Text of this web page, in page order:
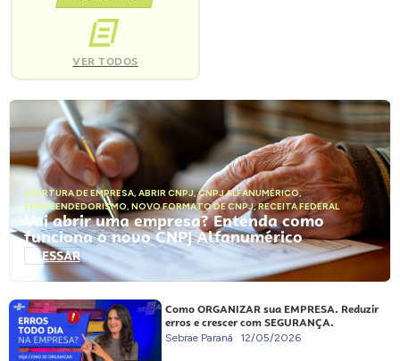
VER TODOS
ABERTURA DE EMPRESA, ABRIR CNPJ,CNPJ ALFANUMÉRICO,
EMPREENDEDORISMO, NOVO FORMATO DE CNPJ,RECEITA FEDERAL
Vai abrir uma empresa? Entenda como
funciona o novo CNPJ Alfanumérico
ACESSAR
Como ORGANIZAR sua EMPRESA. Reduzir
erros e crescer com SEGURANÇA.
Sebrae Paraná 12/05/2026